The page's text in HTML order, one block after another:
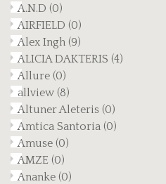
A.N.D (0)
AIRFIELD (0)
Alex Ingh (9)
ALICIA DAKTERIS (4)
Allure (0)
allview (8)
Altuner Aleteris (0)
Amtica Santoria (0)
Amuse (0)
AMZE (0)
Ananke (0)